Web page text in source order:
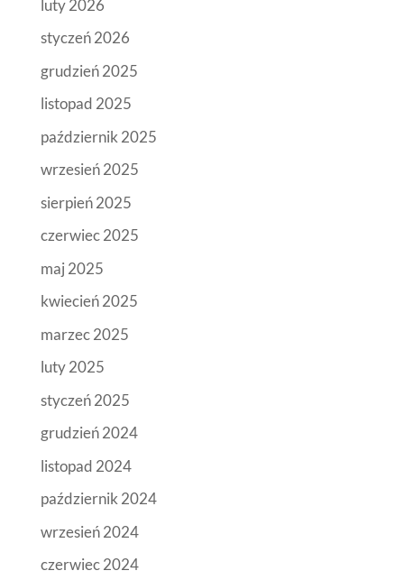
luty 2026
styczeń 2026
grudzień 2025
listopad 2025
październik 2025
wrzesień 2025
sierpień 2025
czerwiec 2025
maj 2025
kwiecień 2025
marzec 2025
luty 2025
styczeń 2025
grudzień 2024
listopad 2024
październik 2024
wrzesień 2024
czerwiec 2024